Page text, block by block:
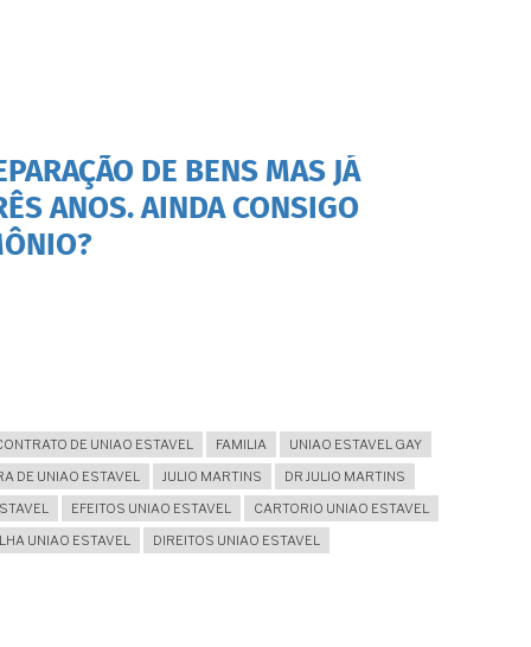
DE BENS MAS JÁ
ANOS. AINDA CONSIGO
DE UNIAO ESTAVEL FAMILIA
UNIAO ESTAVEL GAY
DE UNIAO ESTAVEL
JULIO MARTINS
DR JULIO MARTINS
EFEITOS UNIAO ESTAVEL
CARTORIO UNIAO ESTAVEL
UNIAO ESTAVEL
DIREITOS UNIAO ESTAVEL